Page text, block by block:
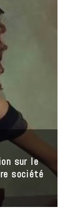
sur le
société